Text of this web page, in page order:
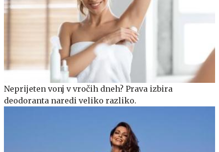
Neprijeten vonj v vročih dneh? Prava izbira
deodoranta naredi veliko razliko.